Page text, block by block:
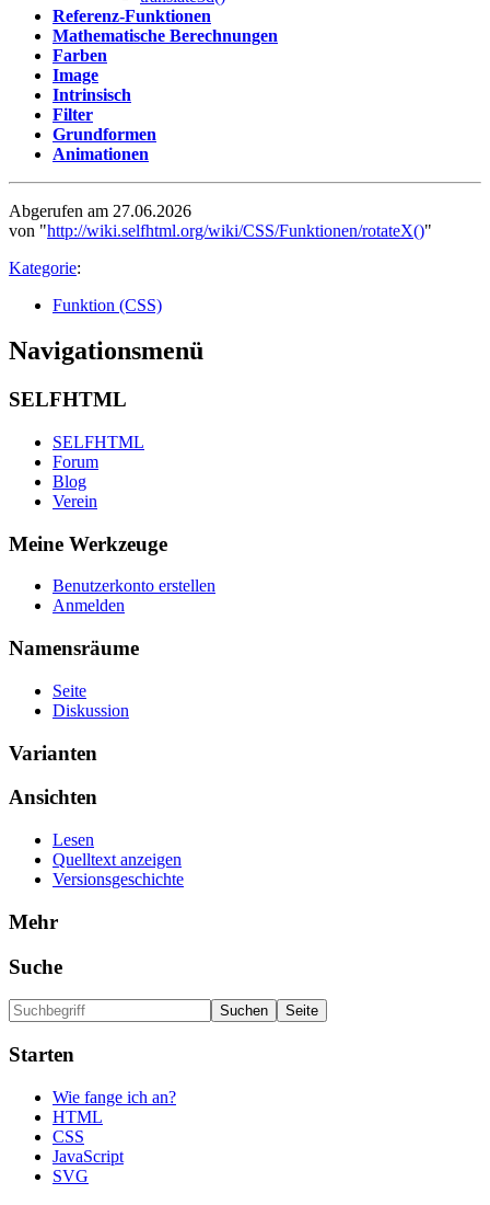
Referenz-Funktionen
Mathematische Berechnungen
Farben
Image
Intrinsisch
Filter
Grundformen
Animationen
Abgerufen am 27.06.2026
von "http://wiki.selfhtml.org/wiki/CSS/Funktionen/rotateX()"
Kategorie:
Funktion (CSS)
Navigationsmenü
SELFHTML
SELFHTML
Forum
Blog
Verein
Meine Werkzeuge
Benutzerkonto erstellen
Anmelden
Namensräume
Seite
Diskussion
Varianten
Ansichten
Lesen
Quelltext anzeigen
Versionsgeschichte
Mehr
Suche
Starten
Wie fange ich an?
HTML
CSS
JavaScript
SVG